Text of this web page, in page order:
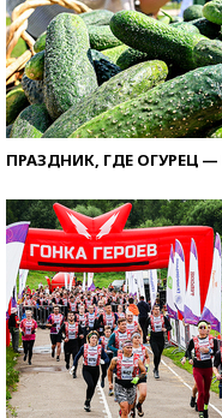
ПРАЗДНИК, ГДЕ ОГУРЕЦ